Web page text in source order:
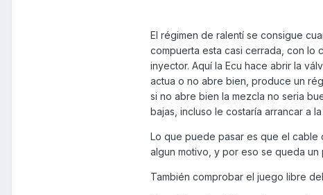
El régimen de ralentí se consigue
compuerta esta casi cerrada, con lo
inyector. Aquí la Ecu hace abrir la
actua o no abre bien, produce un
si no abre bien la mezcla no seria
bajas, incluso le costaría arrancar a la
Lo que puede pasar es que el
algun motivo, y por eso se queda un
También comprobar el juego libre